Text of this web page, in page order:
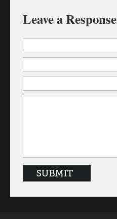
Leave a Response